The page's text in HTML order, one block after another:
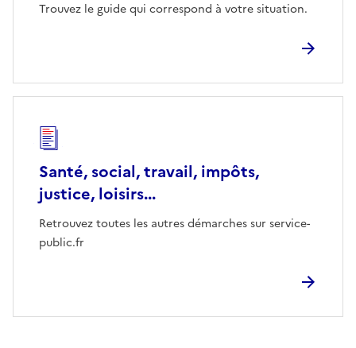
Trouvez le guide qui correspond à votre situation.
Santé, social, travail, impôts,
justice, loisirs...
Retrouvez toutes les autres démarches sur service-
public.fr